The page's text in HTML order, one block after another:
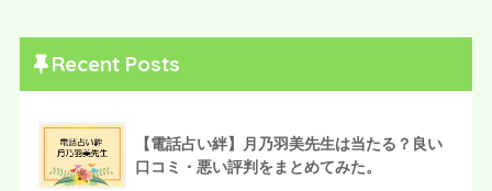
Recent Posts
【電話占い絆】月乃羽美先生は当たる？良い
口コミ・悪い評判をまとめてみた。